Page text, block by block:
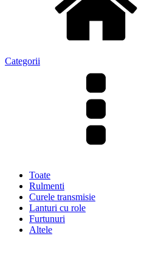
Categorii
Toate
Rulmenti
Curele transmisie
Lanturi cu role
Furtunuri
Altele